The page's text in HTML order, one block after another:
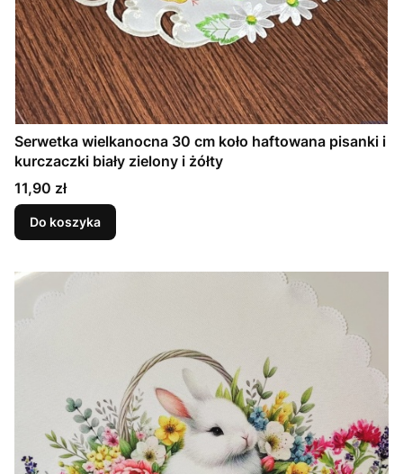
Serwetka wielkanocna 30 cm koło haftowana pisanki i
kurczaczki biały zielony i żółty
Cena
11,90 zł
Do koszyka